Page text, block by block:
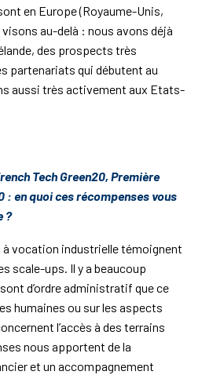
en Europe (Royaume-Unis,
au-delà : nous avons déjà
des prospects très
partenariats qui débutent au
aussi très activement aux Etats-
Tech Green20, Première
: en quoi ces récompenses vous
?
vocation industrielle témoignent
scale-ups. Il y a beaucoup
d’ordre administratif que ce
humaines ou sur les aspects
l’accès à des terrains
nous apportent de la
et un accompagnement